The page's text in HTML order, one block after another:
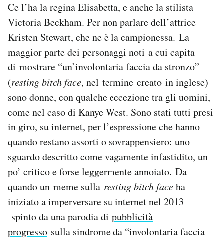
CALENDARIO
AREA PERSONALE
Area Personale
Newsletter
Notifiche mobile
Regala il Post
Esci
Ce l’ha la regina Elisabetta, e anche la stilista
Victoria Beckham. Per non parlare dell’attrice
Kristen Stewart, che ne è la campionessa. La
maggior parte dei personaggi noti a cui capita
di mostrare “un’involontaria faccia da stronzo”
(resting bitch face, nel termine creato in inglese)
sono donne, con qualche eccezione tra gli uomini,
come nel caso di Kanye West. Sono stati tutti presi
in giro, su internet, per l’espressione che hanno
quando restano assorti o sovrappensiero: uno
sguardo descritto come vagamente infastidito, un
po’ critico e forse leggermente annoiato. Da
quando un meme sulla resting bitch faceha
iniziato a imperversare su internet nel 2013 –
spinto da una parodia di pubblicità
progresso sulla sindrome da “involontaria faccia